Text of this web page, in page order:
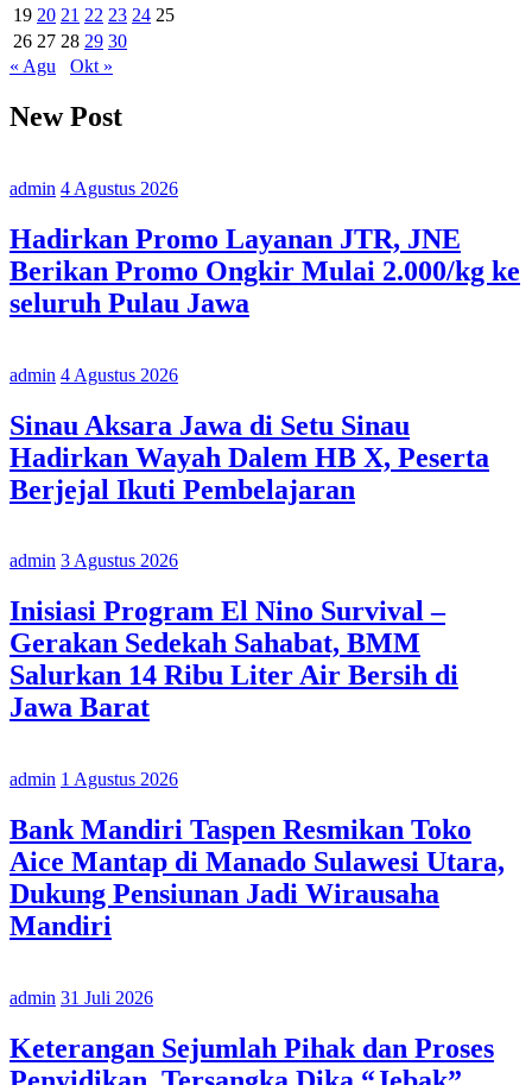
19 20 21 22 23 24 25
26 27 28 29 30
« Agu
Okt »
New Post
admin 4 Agustus 2026
Hadirkan Promo Layanan JTR, JNE
Berikan Promo Ongkir Mulai 2.000/kg ke
seluruh Pulau Jawa
admin 4 Agustus 2026
Sinau Aksara Jawa di Setu Sinau
Hadirkan Wayah Dalem HB X, Peserta
Berjejal Ikuti Pembelajaran
admin 3 Agustus 2026
Inisiasi Program El Nino Survival –
Gerakan Sedekah Sahabat, BMM
Salurkan 14 Ribu Liter Air Bersih di
Jawa Barat
admin 1 Agustus 2026
Bank Mandiri Taspen Resmikan Toko
Aice Mantap di Manado Sulawesi Utara,
Dukung Pensiunan Jadi Wirausaha
Mandiri
admin 31 Juli 2026
Keterangan Sejumlah Pihak dan Proses